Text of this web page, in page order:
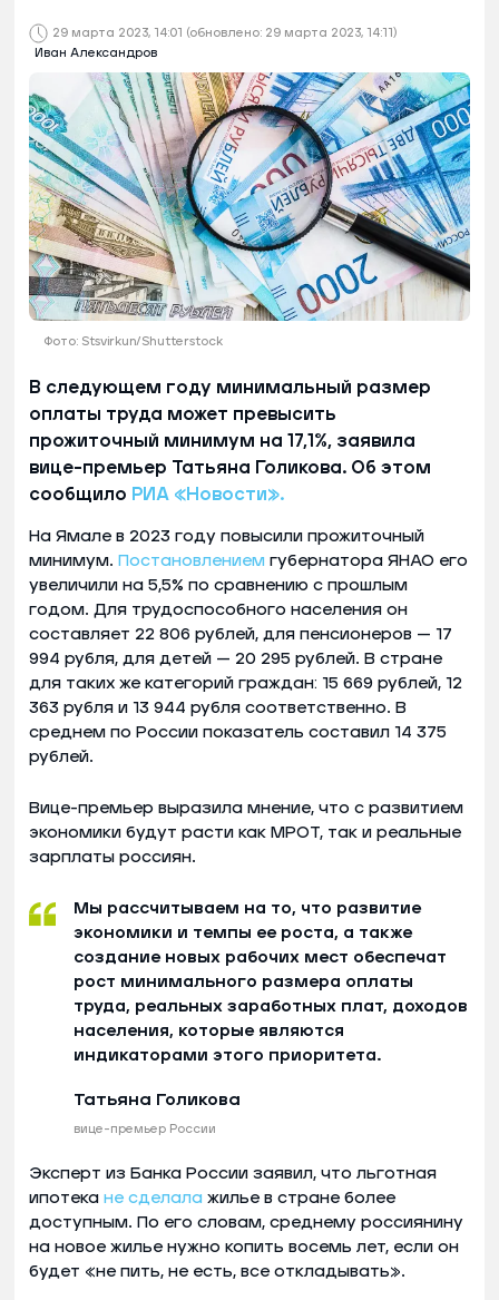
29 марта 2023, 14:01 (обновлено: 29 марта 2023, 14:11)
Иван Александров
Фото: Stsvirkun/Shutterstock
В следующем году минимальный размер
оплаты труда может превысить
прожиточный минимум на 17,1%, заявила
вице-премьер Татьяна Голикова. Об этом
сообщило РИА «Новости».
На Ямале в 2023 году повысили прожиточный
минимум. Постановлением губернатора ЯНАО его
увеличили на 5,5% по сравнению с прошлым
годом. Для трудоспособного населения он
составляет 22 806 рублей, для пенсионеров — 17
994 рубля, для детей — 20 295 рублей. В стране
для таких же категорий граждан: 15 669 рублей, 12
363 рубля и 13 944 рубля соответственно. В
среднем по России показатель составил 14 375
рублей.
Вице-премьер выразила мнение, что с развитием
экономики будут расти как МРОТ, так и реальные
зарплаты россиян.
Мы рассчитываем на то, что развитие
экономики и темпы ее роста, а также
создание новых рабочих мест обеспечат
рост минимального размера оплаты
труда, реальных заработных плат, доходов
населения, которые являются
индикаторами этого приоритета.
Татьяна Голикова
вице-премьер России
Эксперт из Банка России заявил, что льготная
ипотека не сделала жилье в стране более
доступным. По его словам, среднему россиянину
на новое жилье нужно копить восемь лет, если он
будет «не пить, не есть, все откладывать».